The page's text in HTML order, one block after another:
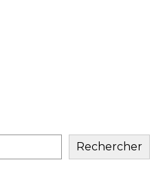
Rechercher